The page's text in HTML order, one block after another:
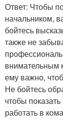
Ответ: Чтобы
начальником,
бойтесь
также не
внимательным
ему важно,
Не бойтесь
чтобы
работать в